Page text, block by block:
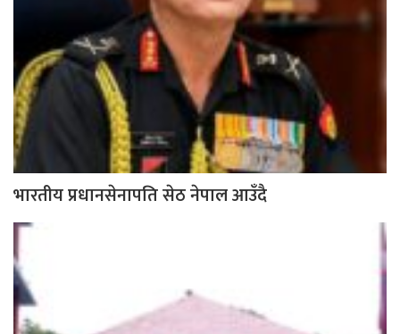
भारतीय प्रधानसेनापति सेठ नेपाल आउँदै